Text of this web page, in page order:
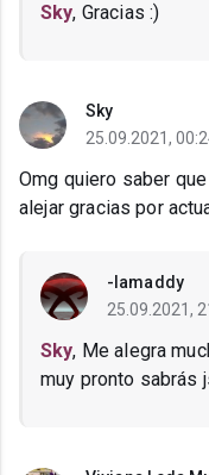
Sky, Gracias :)
Sky
25.09.2021,
Omg quiero saber
alejar gracias por
-Iamaddy
25.09.2021,
Sky, Me alegra
muy pronto sabrás